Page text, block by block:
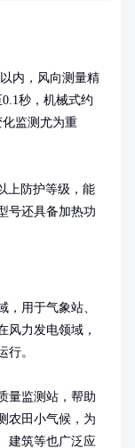
内，风向测量精
秒，机械式约
监测尤为重
上防护等级，能
号还具备加热功
，用于气象站、
风力发电领域，
行。
量监测站，帮助
农田小气候，为
建筑等也广泛应